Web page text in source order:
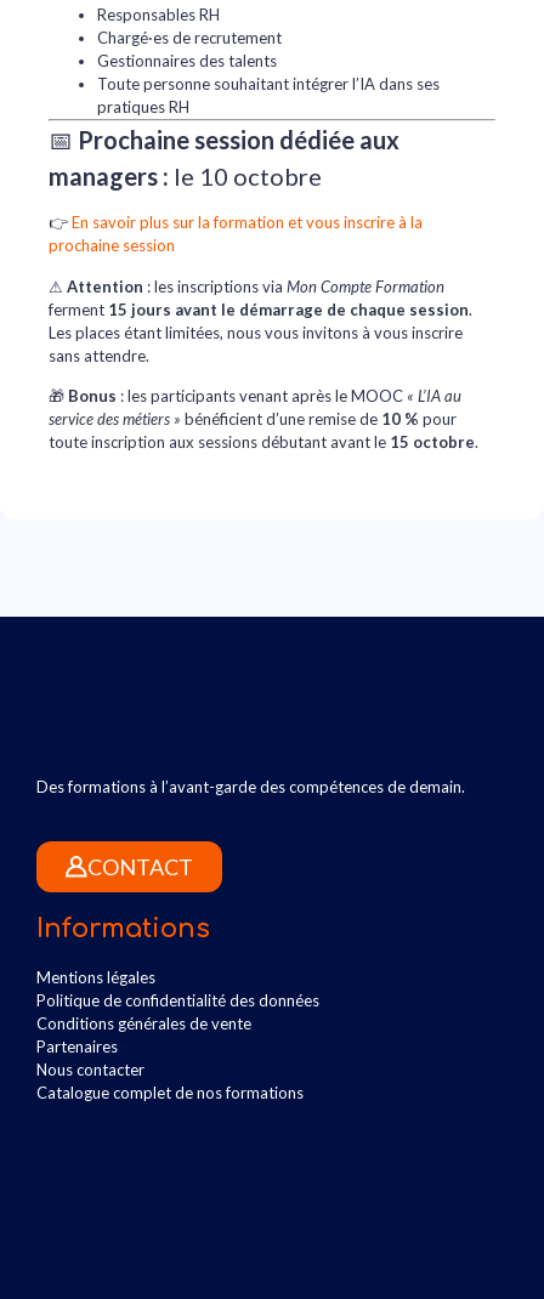
Responsables RH
Chargé·es de recrutement
Gestionnaires des talents
Toute personne souhaitant intégrer l’IA dans ses
pratiques RH
📅 Prochaine session dédiée aux
managers : le 10 octobre
👉En savoir plus sur la formation et vous inscrire à la
prochaine session
⚠ Attention : les inscriptions via Mon Compte Formation
ferment 15 jours avant le démarrage de chaque session.
Les places étant limitées, nous vous invitons à vous inscrire
sans attendre.
🎁 Bonus : les participants venant après le MOOC « L’IA au
service des métiers » bénéficient d’une remise de 10 % pour
toute inscription aux sessions débutant avant le 15 octobre.
Des formations à l’avant-garde des compétences de demain.
CONTACT
Informations
Mentions légales
Politique de confidentialité des données
Conditions générales de vente
Partenaires
Nous contacter
Catalogue complet de nos formations